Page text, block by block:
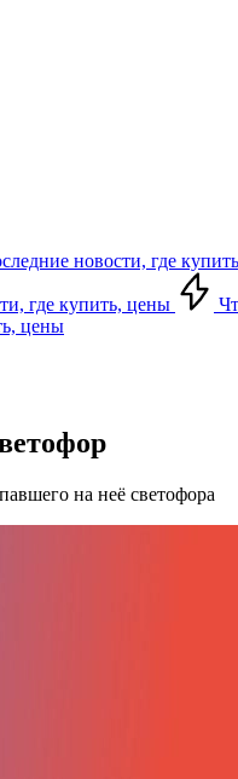
новости, где
где купить, цены
цены
на неё светофора